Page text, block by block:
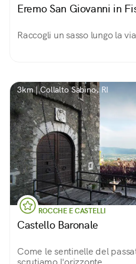
Eremo San Giovanni in
Raccogli un sasso lungo la via
3km | Collalto Sabino, RI
ROCCHE E CASTELLI
Castello Baronale
Come le sentinelle del